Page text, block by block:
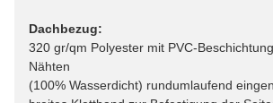
Dachbezug:
320 gr/qm Polyester mit PVC-
Nähten
(100% Wasserdicht) rundumlaufend